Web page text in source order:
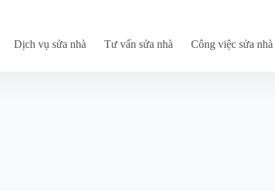
Dịch vụ sửa nhà Tư vấn sửa nhà Công việc sửa nhà